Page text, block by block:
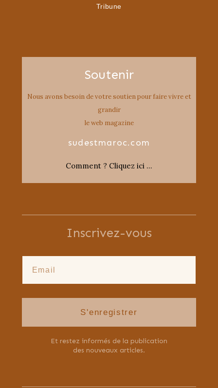
Tribune
Soutenir
Nous avons besoin de votre soutien pour faire vivre et
grandir
le web magazine
sudestmaroc.com
Comment ? Cliquez ici …
Inscrivez-vous
S'enregistrer
Et restez informés de la publication
des nouveaux articles.